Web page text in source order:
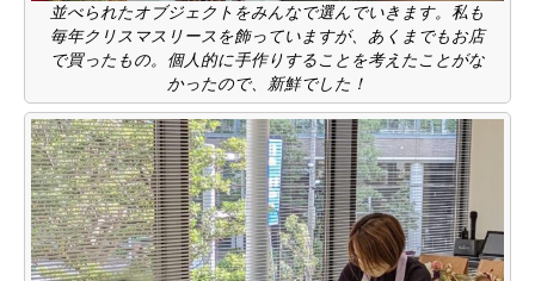
並べられたオブジェクトをみんなで選んでいきます。私も
毎年クリスマスリースを飾っていますが、あくまでもお店
で買ったもの。個人的に手作りすることを考えたことがな
かったので、新鮮でした！